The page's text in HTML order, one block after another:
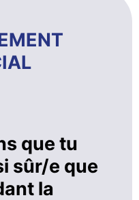
que tu
sûr/e que
la